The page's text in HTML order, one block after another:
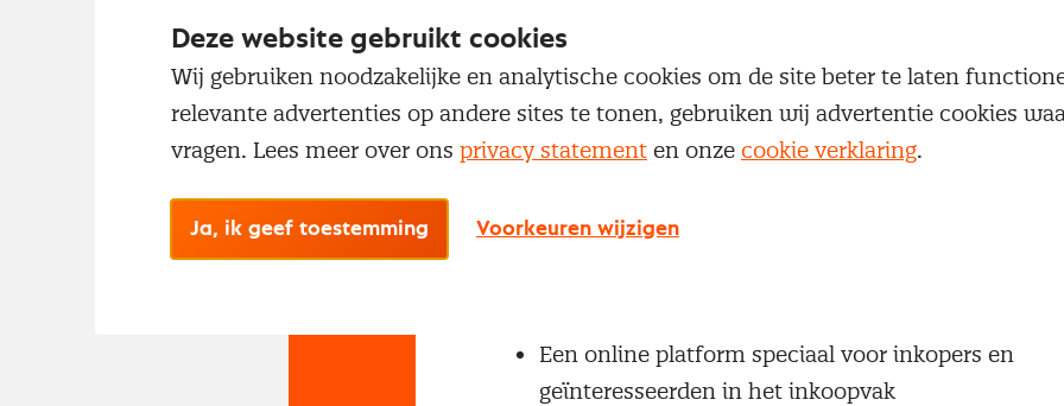
Inloggen
Nog geen Nevi account?
Een online platform speciaal voor inkopers en
geïnteresseerden in het inkoopvak
Deze website gebruikt cookies
Wij gebruiken noodzakelijke en analytische cookies om de site beter te laten
relevante advertenties op andere sites te tonen, gebruiken wij advertentie cookies
vragen. Lees meer over ons privacy statement en onze cookie verklaring.
Ja, ik geef toestemming Voorkeuren wijzigen